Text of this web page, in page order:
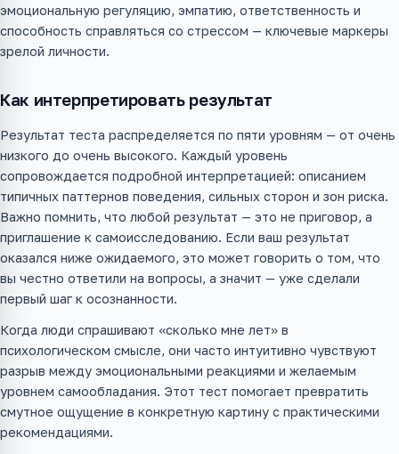
эмоциональную регуляцию, эмпатию, ответственность и
способность справляться со стрессом — ключевые маркеры
зрелой личности.
Как интерпретировать результат
Результат теста распределяется по пяти уровням — от очень
низкого до очень высокого. Каждый уровень
сопровождается подробной интерпретацией: описанием
типичных паттернов поведения, сильных сторон и зон риска.
Важно помнить, что любой результат — это не приговор, а
приглашение к самоисследованию. Если ваш результат
оказался ниже ожидаемого, это может говорить о том, что
вы честно ответили на вопросы, а значит — уже сделали
первый шаг к осознанности.
Когда люди спрашивают «сколько мне лет» в
психологическом смысле, они часто интуитивно чувствуют
разрыв между эмоциональными реакциями и желаемым
уровнем самообладания. Этот тест помогает превратить
смутное ощущение в конкретную картину с практическими
рекомендациями.